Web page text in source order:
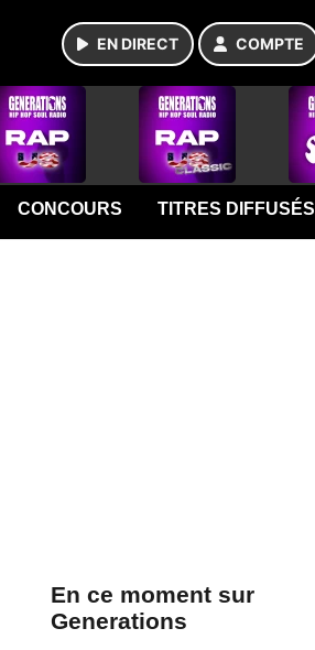
EN DIRECT COMPTE
CONCOURS TITRES DIFFUSÉS
En ce moment sur
Generations